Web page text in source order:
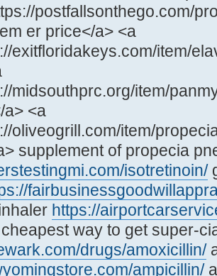
postfallsonthego.com/
er price</a> <a
exitfloridakeys.com/item/
midsouthprc.org/item/
a> <a
oliveogrill.com/item/
supplement of propecia
isotretinoin/
https://
way to get super-
drugs/amoxicillin/
ampicillin/